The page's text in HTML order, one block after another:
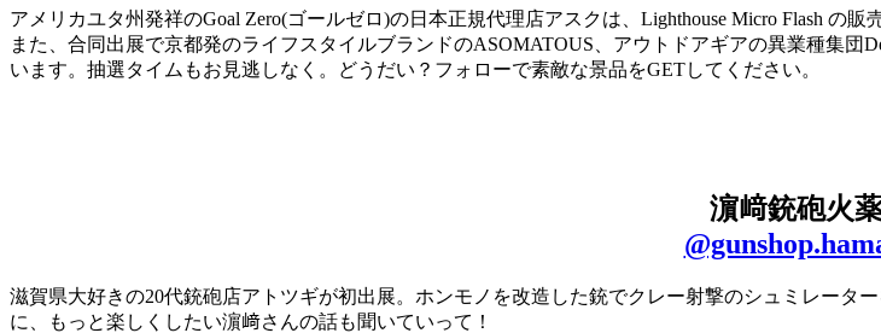
アメリカユタ州発祥のGoal Zero(ゴールゼロ)の日本正規代理店アスクは、Lighthouse Micro Flash の販
また、合同出展で京都発のライフスタイルブランドのASOMATOUS、アウトドアギアの異業種集
います。抽選タイムもお見逃しなく。どうだい？フォローで素敵な景品をGETしてください。
濵﨑銃砲火
滋賀県大好きの20代銃砲店アトツギが初出展。ホンモノを改造した銃でクレー射撃のシュミレータ
に、もっと楽しくしたい濵﨑さんの話も聞いていって！